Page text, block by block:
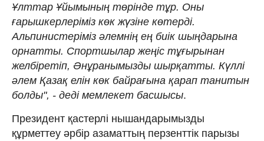
Ұлттар Ұйымының төрінде тұр. Оны
ғарышкерлеріміз көк жүзіне көтерді.
Альпинистеріміз әлемнің ең биік шыңдарына
орнатты. Спортшылар жеңіс тұғырынан
желбіретіп, Әнұранымызды шырқатты. Күллі
әлем Қазақ елін көк байрағына қарап танитын
болды", - деді мемлекет басшысы.
Президент қастерлі нышандарымызды
құрметтеу әрбір азаматтың перзенттік парызы